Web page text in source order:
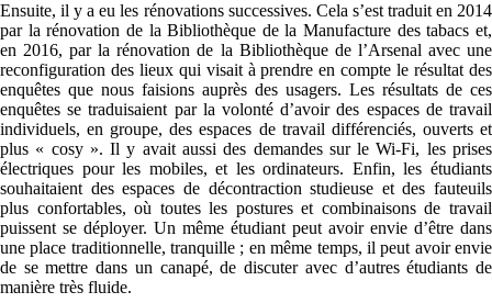
Ensuite, il y a eu les rénovations successives. Cela s’est traduit en 2014
par la rénovation de la Bibliothèque de la Manufacture des tabacs et,
en 2016, par la rénovation de la Bibliothèque de l’Arsenal avec une
reconfiguration des lieux qui visait à prendre en compte le résultat des
enquêtes que nous faisions auprès des usagers. Les résultats de ces
enquêtes se traduisaient par la volonté d’avoir des espaces de travail
individuels, en groupe, des espaces de travail différenciés, ouverts et
plus « cosy ». Il y avait aussi des demandes sur le Wi-Fi, les prises
électriques pour les mobiles, et les ordinateurs. Enfin, les étudiants
souhaitaient des espaces de décontraction studieuse et des fauteuils
plus confortables, où toutes les postures et combinaisons de travail
puissent se déployer. Un même étudiant peut avoir envie d’être dans
une place traditionnelle, tranquille ; en même temps, il peut avoir envie
de se mettre dans un canapé, de discuter avec d’autres étudiants de
manière très fluide.